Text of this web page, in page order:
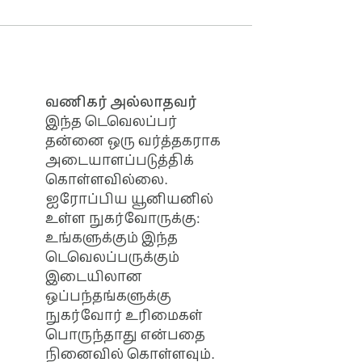
மாற்ற கணக்கு தேவையில்லை
மாற்ற வேண்டிய
ஐ normalise செய்ய இந்த format
Chrome நீட்டிப்பு Chrome
ஆக மாற்ற வேண்டிய
இருந்ததில்லை:
வணிகர் அல்லாதவர்
இந்த டெவெலப்பர்
தன்னை ஒரு வர்த்தகராக
அடையாளப்படுத்திக்
கொள்ளவில்லை.
ஐரோப்பிய யூனியனில்
உள்ள நுகர்வோருக்கு:
உங்களுக்கும் இந்த
டெவெலப்பருக்கும்
இடையிலான
ஒப்பந்தங்களுக்கு
நுகர்வோர் உரிமைகள்
பொருந்தாது என்பதை
நினைவில் கொள்ளவும்.